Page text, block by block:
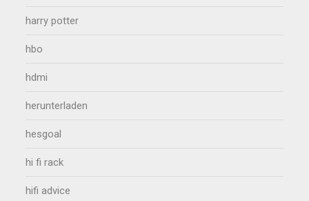
harry potter
hbo
hdmi
herunterladen
hesgoal
hi fi rack
hifi advice